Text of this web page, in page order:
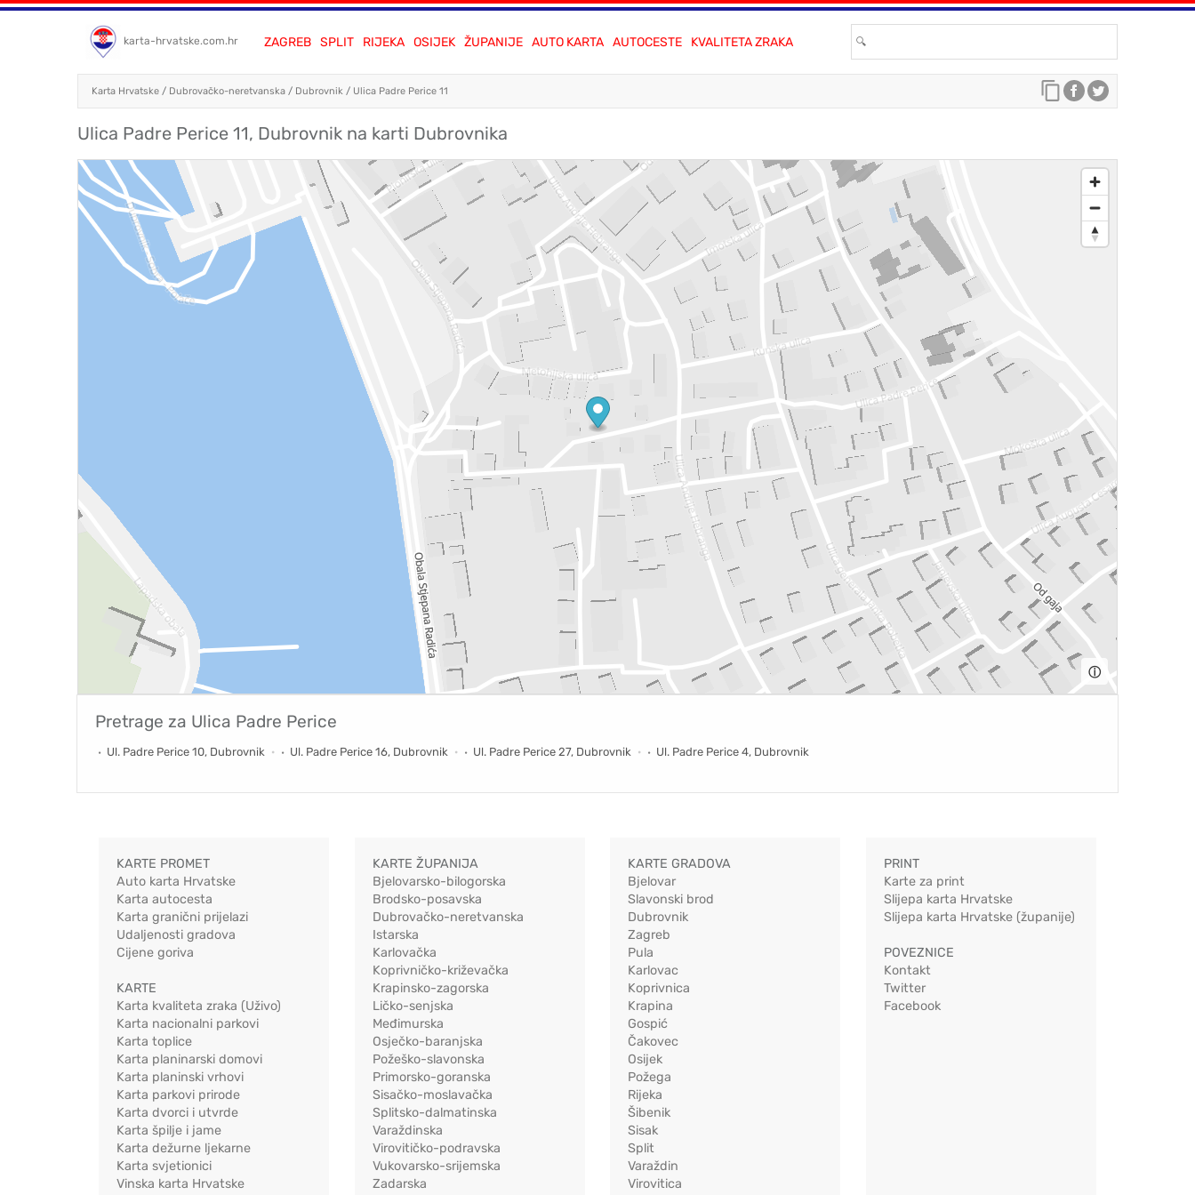
karta-hrvatske.com.hr ZAGREB SPLIT RIJEKA OSIJEK ŽUPANIJE AUTO KARTA AUTOCESTE KVALITETA ZRAKA
Karta Hrvatske / Dubrovačko-neretvanska / Dubrovnik / Ulica Padre Perice 11
Ulica Padre Perice 11, Dubrovnik na karti Dubrovnika
ⓘ
Pretrage za Ulica Padre Perice
Ul. Padre Perice 10, Dubrovnik Ul. Padre Perice 16, Dubrovnik Ul. Padre Perice 27, Dubrovnik Ul. Padre Perice 4, Dubrovnik
KARTE PROMET
Auto karta Hrvatske
Karta autocesta
Karta granični prijelazi
Udaljenosti gradova
Cijene goriva
KARTE
Karta kvaliteta zraka (Uživo)
Karta nacionalni parkovi
Karta toplice
Karta planinarski domovi
Karta planinski vrhovi
Karta parkovi prirode
Karta dvorci i utvrde
Karta špilje i jame
Karta dežurne ljekarne
Karta svjetionici
Vinska karta Hrvatske
KARTE ŽUPANIJA
Bjelovarsko-bilogorska
Brodsko-posavska
Dubrovačko-neretvanska
Istarska
Karlovačka
Koprivničko-križevačka
Krapinsko-zagorska
Ličko-senjska
Međimurska
Osječko-baranjska
Požeško-slavonska
Primorsko-goranska
Sisačko-moslavačka
Splitsko-dalmatinska
Varaždinska
Virovitičko-podravska
Vukovarsko-srijemska
Zadarska
KARTE GRADOVA
Bjelovar
Slavonski brod
Dubrovnik
Zagreb
Pula
Karlovac
Koprivnica
Krapina
Gospić
Čakovec
Osijek
Požega
Rijeka
Šibenik
Sisak
Split
Varaždin
Virovitica
PRINT
Karte za print
Slijepa karta Hrvatske
Slijepa karta Hrvatske (županije)
POVEZNICE
Kontakt
Twitter
Facebook